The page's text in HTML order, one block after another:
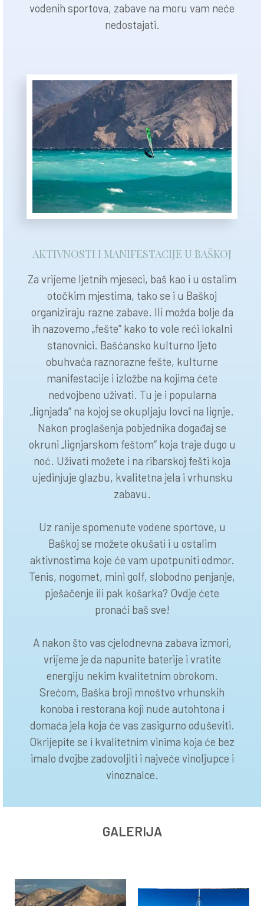
vodenih sportova, zabave na moru vam neće
nedostajati.
AKTIVNOSTI I MANIFESTACIJE U BAŠKOJ
Za vrijeme ljetnih mjeseci, baš kao i u ostalim
otočkim mjestima, tako se i u Baškoj
organiziraju razne zabave. Ili možda bolje da
ih nazovemo „fešte“ kako to vole reći lokalni
stanovnici. Bašćansko kulturno ljeto
obuhvaća raznorazne fešte, kulturne
manifestacije i izložbe na kojima ćete
nedvojbeno uživati. Tu je i popularna
„lignjada“ na kojoj se okupljaju lovci na lignje.
Nakon proglašenja pobjednika događaj se
okruni „lignjarskom feštom“ koja traje dugo u
noć. Uživati možete i na ribarskoj fešti koja
ujedinjuje glazbu, kvalitetna jela i vrhunsku
zabavu.
Uz ranije spomenute vodene sportove, u
Baškoj se možete okušati i u ostalim
aktivnostima koje će vam upotpuniti odmor.
Tenis, nogomet, mini golf, slobodno penjanje,
pješačenje ili pak košarka? Ovdje ćete
pronaći baš sve!
A nakon što vas cjelodnevna zabava izmori,
vrijeme je da napunite baterije i vratite
energiju nekim kvalitetnim obrokom.
Srećom, Baška broji mnoštvo vrhunskih
konoba i restorana koji nude autohtona i
domaća jela koja će vas zasigurno oduševiti.
Okrijepite se i kvalitetnim vinima koja će bez
imalo dvojbe zadovoljiti i najveće vinoljupce i
vinoznalce.
GALERIJA